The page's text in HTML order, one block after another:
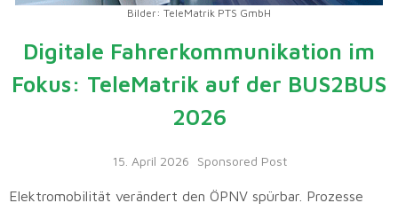
Bilder: TeleMatrik PTS GmbH
Digitale Fahrerkommunikation im
Fokus: TeleMatrik auf der BUS2BUS
2026
15. April 2026 Sponsored Post
Elektromobilität verändert den ÖPNV spürbar. Prozesse